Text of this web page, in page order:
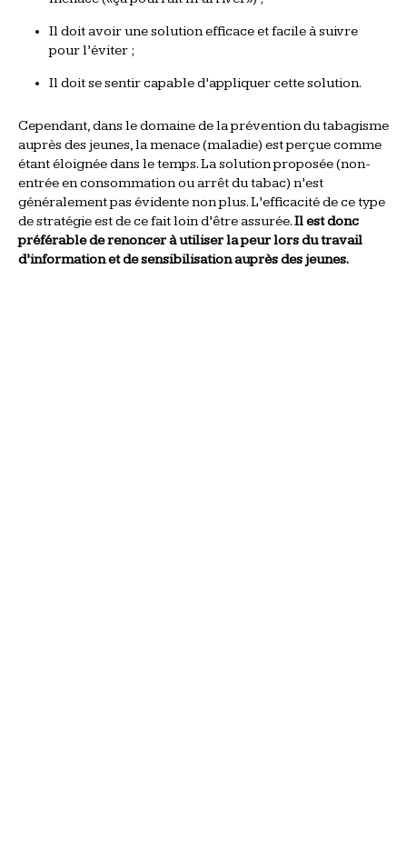
Il doit avoir une solution efficace et facile à suivre
pour l’éviter ;
Il doit se sentir capable d’appliquer cette solution.
Cependant, dans le domaine de la prévention du tabagisme
auprès des jeunes, la menace (maladie) est perçue comme
étant éloignée dans le temps. La solution proposée (non-
entrée en consommation ou arrêt du tabac) n’est
généralement pas évidente non plus. L’efficacité de ce type
de stratégie est de ce fait loin d’être assurée.Il est donc
préférable de renoncer à utiliser la peur lors du travail
d’information et de sensibilisation auprès des jeunes.